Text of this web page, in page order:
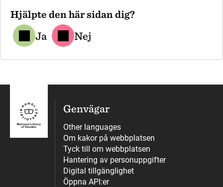
Hjälpte den här sidan dig?
Ja Nej
Genvägar
Other languages
Om kakor på webbplatsen
Tyck till om webbplatsen
Hantering av personuppgifter
Digital tillgänglighet
Öppna API:er